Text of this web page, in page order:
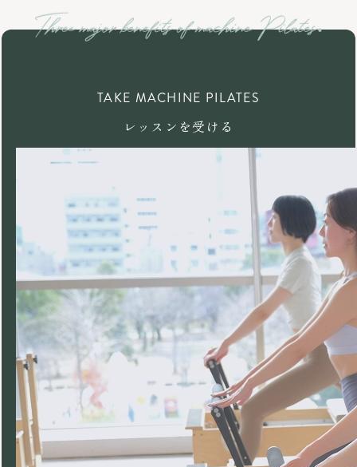
TAKE MACHINE PILATES
レッスンを受ける